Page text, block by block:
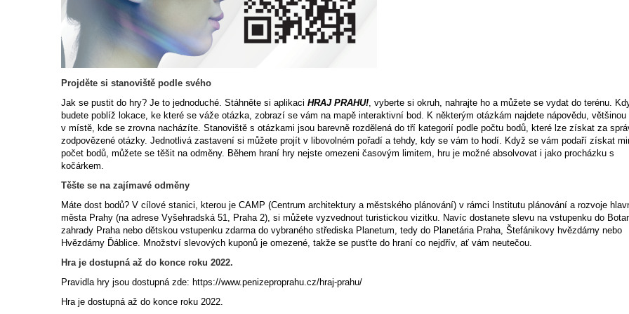
Projděte si stanoviště podle svého
Jak se pustit do hry? Je to jednoduché. Stáhněte si aplikaci HRAJ PRAHU!, vyberte si okruh, nahrajte ho a můžete se vydat do terénu.
budete poblíž lokace, ke které se váže otázka, zobrazí se vám na mapě interaktivní bod. K některým otázkám najdete nápovědu, většinou
v místě, kde se zrovna nacházíte. Stanoviště s otázkami jsou barevně rozdělená do tří kategorií podle počtu bodů, které lze získat za
zodpovězené otázky. Jednotlivá zastavení si můžete projít v libovolném pořadí a tehdy, kdy se vám to hodí. Když se vám podaří získat
počet bodů, můžete se těšit na odměny. Během hraní hry nejste omezeni časovým limitem, hru je možné absolvovat i jako procházku s
kočárkem.
Těšte se na zajímavé odměny
Máte dost bodů? V cílové stanici, kterou je CAMP (Centrum architektury a městského plánování) v rámci Institutu plánování a rozvoje
města Prahy (na adrese Vyšehradská 51, Praha 2), si můžete vyzvednout turistickou vizitku. Navíc dostanete slevu na vstupenku do
zahrady Praha nebo dětskou vstupenku zdarma do vybraného střediska Planetum, tedy do Planetária Praha, Štefánikovy hvězdárny nebo
Hvězdárny Ďáblice. Množství slevových kuponů je omezené, takže se pusťte do hraní co nejdřív, ať vám neutečou.
Hra je dostupná až do konce roku 2022.
Pravidla hry jsou dostupná zde: https://www.penizeproprahu.cz/hraj-prahu/
Hra je dostupná až do konce roku 2022.